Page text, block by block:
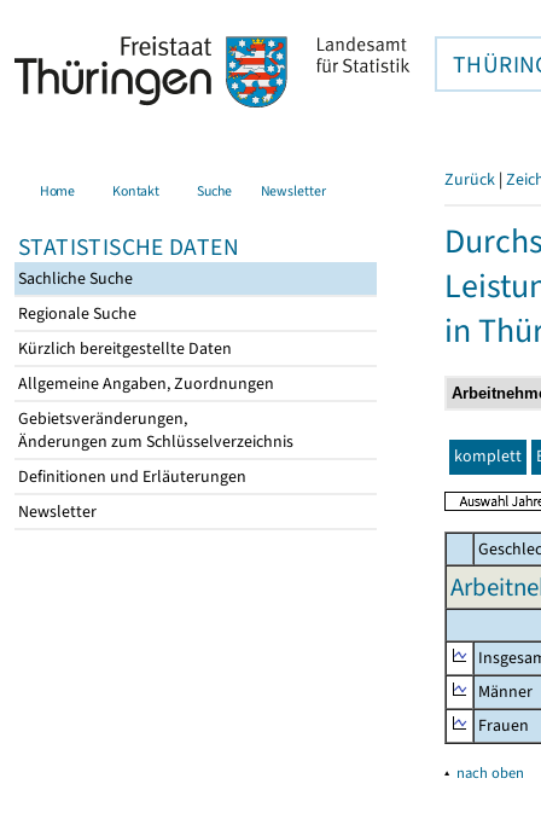
Home Kontakt Suche Newsletter
STATISTISCHE DATEN
Sachliche Suche
Regionale Suche
Kürzlich bereitgestellte Daten
Allgemeine Angaben, Zuordnungen
Gebietsveränderungen,
Änderungen zum Schlüsselverzeichnis
Definitionen und Erläuterungen
Newsletter
Zurück |
in
komplett
Männer
Frauen
▴ nach oben